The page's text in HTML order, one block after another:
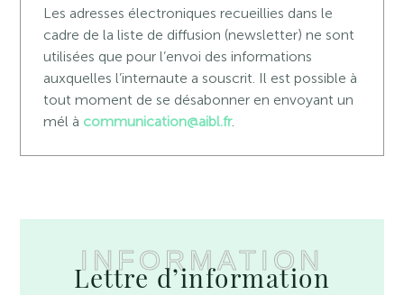
Les adresses électroniques recueillies dans le
cadre de la liste de diffusion (newsletter) ne sont
utilisées que pour l’envoi des informations
auxquelles l’internaute a souscrit. Il est possible à
tout moment de se désabonner en envoyant un
mél à communication@aibl.fr.
INFORMATION
Lettre d’information